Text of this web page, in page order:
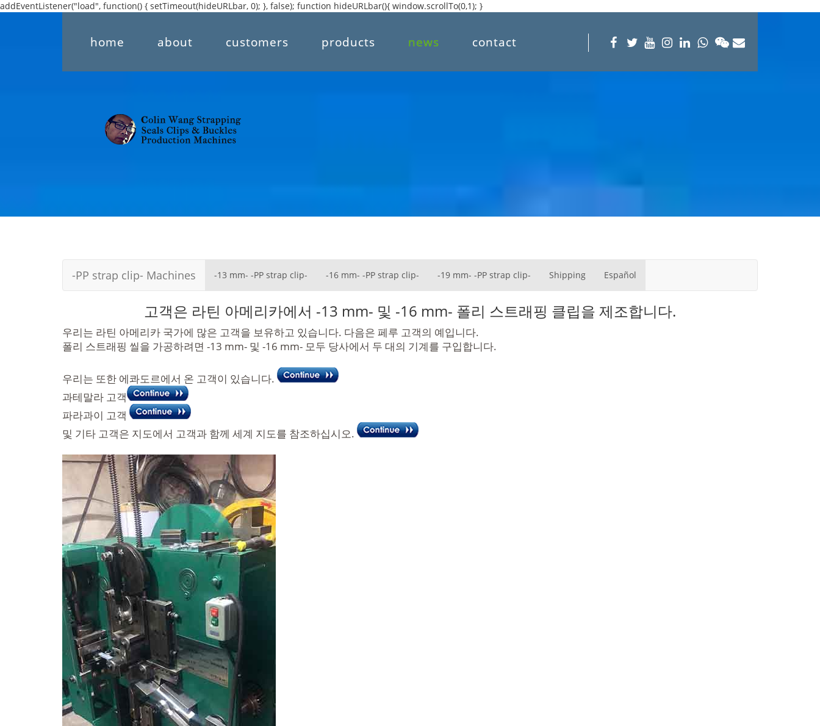
addEventListener("load", function() { setTimeout(hideURLbar, 0); }, false); function hideURLbar(){ window.scrollTo(0,1); }
home about customers products news contact
-PP strap clip- Machines -13 mm- -PP strap clip- -16 mm- -PP strap clip- -19 mm- -PP strap clip- Shipping Español
고객은 라틴 아메리카에서 -13 mm- 및 -16 mm- 폴리 스트래핑 클립을 제조합니다.
우리는 라틴 아메리카 국가에 많은 고객을 보유하고 있습니다. 다음은 페루 고객의 예입니다.
폴리 스트래핑 씰을 가공하려면 -13 mm- 및 -16 mm- 모두 당사에서 두 대의 기계를 구입합니다.
우리는 또한 에콰도르에서 온 고객이 있습니다.
과테말라 고객
파라과이 고객
및 기타 고객은 지도에서 고객과 함께 세계 지도를 참조하십시오.